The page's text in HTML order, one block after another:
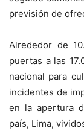
previsión de
Alrededor de
puertas a las
nacional para
incidentes de
en la apertura
país, Lima,